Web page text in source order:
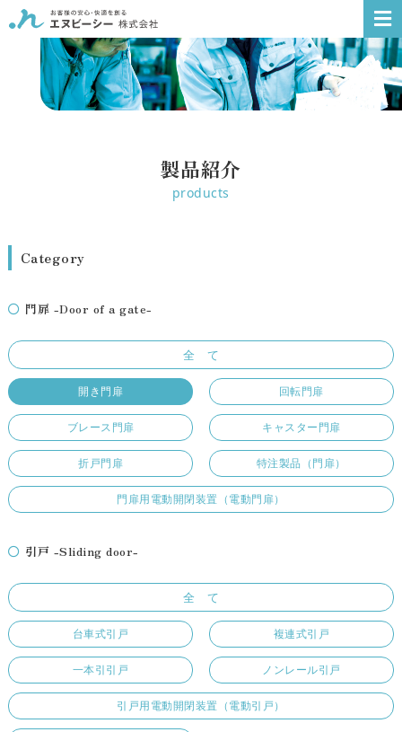
製品紹介
products
Category
門扉 -Door of a gate-
全 て
開き門扉 回転門扉
ブレース門扉 キャスター門扉
折戸門扉 特注製品（門扉）
門扉用電動開閉装置（電動門扉）
引戸 -Sliding door-
全 て
台車式引戸 複連式引戸
一本引引戸 ノンレール引戸
引戸用電動開閉装置（電動引戸）